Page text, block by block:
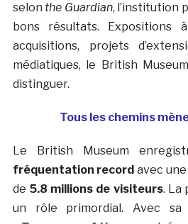
selon the Guardian, l’institution
bons résultats. Expositions
acquisitions, projets
médiatiques, le British
distinguer.
Tous les chemins
Le British Museum
fréquentation record avec
de 5.8 millions de visiteurs. La
un rôle primordial. Avec sa